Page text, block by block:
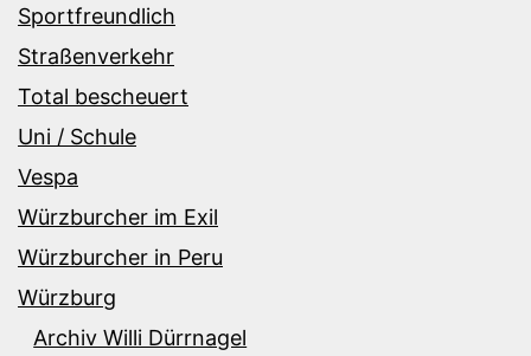
Sportfreundlich
Straßenverkehr
Total bescheuert
Uni / Schule
Vespa
Würzburcher im Exil
Würzburcher in Peru
Würzburg
Archiv Willi Dürrnagel